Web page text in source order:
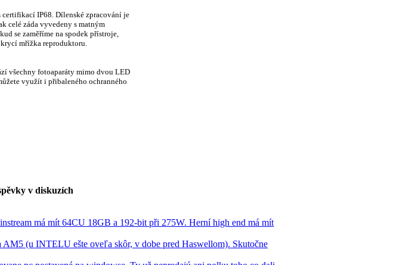
IP68. Dílenské zpracování je
celé záda vyvedeny s matným
se zaměříme na spodek přístroje,
mřížka reproduktoru.
všechny fotoaparáty mimo dvou LED
využít i přibaleného ochranného
v diskuzích
má mít 64CU 18GB a 192-bit při 275W. Herní high end má mít
(u INTELU ešte oveľa skôr, v dobe pred Haswellom). Skutočne